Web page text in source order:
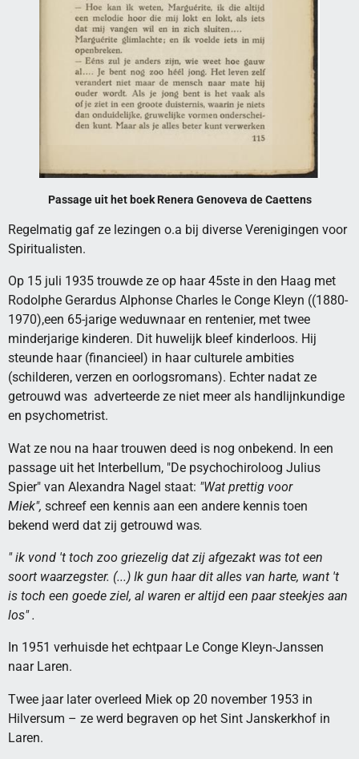
Passage uit het boek Renera Genoveva de Caettens
Regelmatig gaf ze lezingen o.a bij diverse Verenigingen voor
Spiritualisten.
Op 15 juli 1935 trouwde ze op haar 45ste in den Haag met
Rodolphe Gerardus Alphonse Charles le Conge Kleyn ((1880-
1970),een 65-jarige weduwnaar en rentenier, met twee
minderjarige kinderen. Dit huwelijk bleef kinderloos. Hij
steunde haar (financieel) in haar culturele ambities
(schilderen, verzen en oorlogsromans). Echter nadat ze
getrouwd was adverteerde ze niet meer als handlijnkundige
en psychometrist.
Wat ze nou na haar trouwen deed is nog onbekend. In een
passage uit het Interbellum, "De psychochiroloog Julius
Spier" van Alexandra Nagel staat: "Wat prettig voor
Miek", schreef een kennis aan een andere kennis toen
bekend werd dat zij getrouwd was.
" ik vond 't toch zoo griezelig dat zij afgezakt was tot een
soort waarzegster. (...) Ik gun haar dit alles van harte, want 't
is toch een goede ziel, al waren er altijd een paar steekjes aan
los" .
In 1951 verhuisde het echtpaar Le Conge Kleyn-Janssen
naar Laren.
Twee jaar later overleed Miek op 20 november 1953 in
Hilversum – ze werd begraven op het Sint Janskerkhof in
Laren.